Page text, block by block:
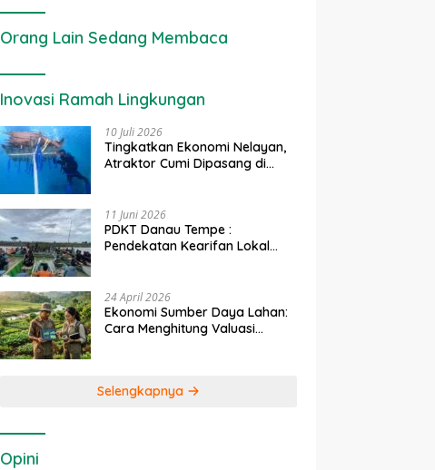
Orang Lain Sedang Membaca
Inovasi Ramah Lingkungan
10 Juli 2026
Tingkatkan Ekonomi Nelayan,
Atraktor Cumi Dipasang di
11 Juni 2026
PDKT Danau Tempe :
Pendekatan Kearifan Lokal
24 April 2026
Ekonomi Sumber Daya Lahan:
Cara Menghitung Valuasi
Selengkapnya
Opini